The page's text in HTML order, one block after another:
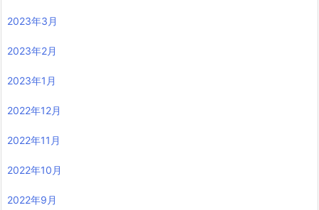
2023年3月
2023年2月
2023年1月
2022年12月
2022年11月
2022年10月
2022年9月